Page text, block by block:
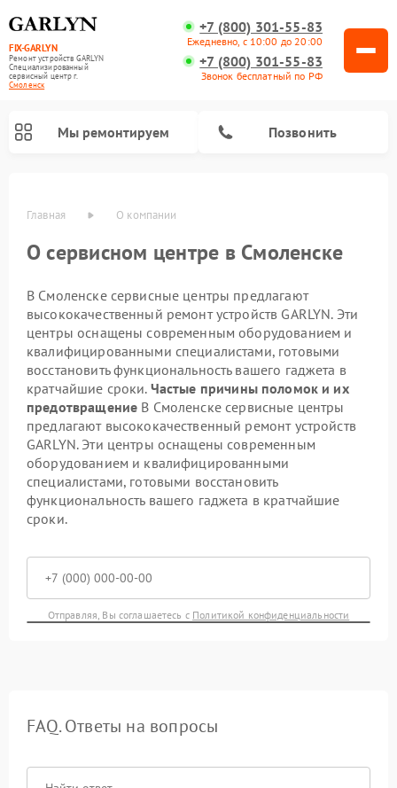
FIX-GARLYN
Ремонт устройств GARLYN
Специализированный
cервисный центр г.
Смоленск
+7 (800) 301-55-83
Ежедневно, с 10:00 до 20:00
+7 (800) 301-55-83
Звонок бесплатный по РФ
Мы ремонтируем Позвонить
Главная О компании
О сервисном центре в Смоленске
В Смоленске сервисные центры предлагают
высококачественный ремонт устройств GARLYN. Эти
центры оснащены современным оборудованием и
квалифицированными специалистами, готовыми
восстановить функциональность вашего гаджета в
кратчайшие сроки. Частые причины поломок и их
предотвращение В Смоленске сервисные центры
предлагают высококачественный ремонт устройств
GARLYN. Эти центры оснащены современным
оборудованием и квалифицированными
специалистами, готовыми восстановить
функциональность вашего гаджета в кратчайшие
сроки.
Отправляя, Вы соглашаетесь с Политикой конфиденциальности
FAQ. Ответы на вопросы